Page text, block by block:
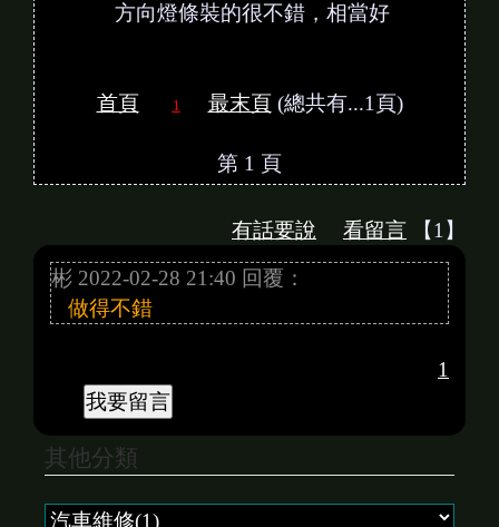
方向燈條裝的很不錯，相當好
首頁 1 最末頁(總共有...1頁)
第 1 頁
有話要說 看留言 【1】
彬 2022-02-28 21:40 回覆：
做得不錯
1
其他分類